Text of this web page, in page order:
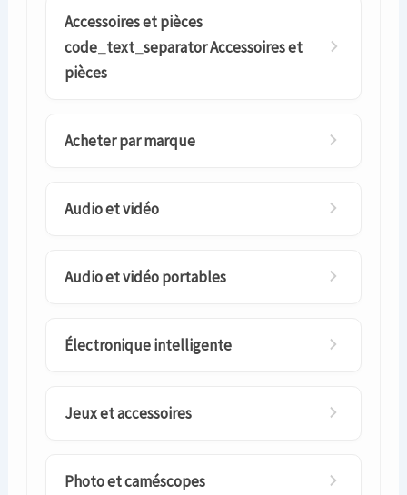
Accessoires et pièces
code_text_separator Accessoires et
pièces
Acheter par marque
Audio et vidéo
Audio et vidéo portables
Électronique intelligente
Jeux et accessoires
Photo et caméscopes